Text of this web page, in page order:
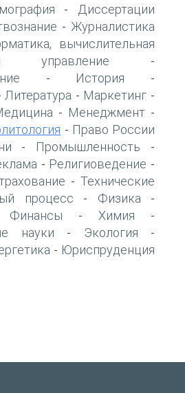
-
Диссертации
- Журналистика
вычислительная
-
- История -
Литература - Маркетинг -
- Менеджмент -
- Право России
- Промышленность -
- Религиоведение -
- Технические
процесс - Физика -
Финансы - Химия -
науки - Экология -
- Юриспруденция